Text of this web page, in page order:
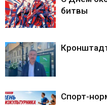
битвы
Спорт-